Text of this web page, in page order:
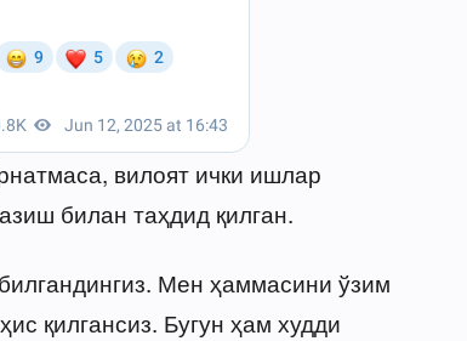
вилоят ички ишлар
билан таҳдид қилган.
Мен ҳаммасини ўзим
қилгансиз. Бугун ҳам худди